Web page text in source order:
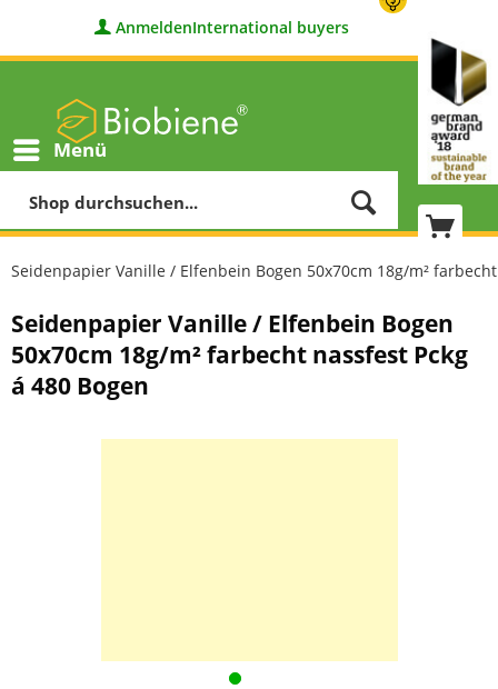
AnmeldenInternational buyers
Menü
Seidenpapier Vanille / Elfenbein Bogen 50x70cm 18g/m²
Seidenpapier Vanille / Elfenbein Bogen
50x70cm 18g/m² farbecht nassfest Pckg
á 480 Bogen